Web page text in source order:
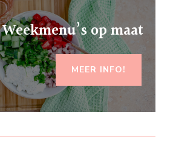
Weekmenu’s op maat
MEER INFO!